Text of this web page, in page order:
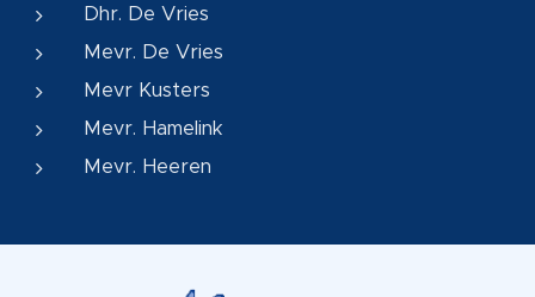
Dhr. De Vries
Mevr. De Vries
Mevr Kusters
Mevr. Hamelink
Mevr. Heeren